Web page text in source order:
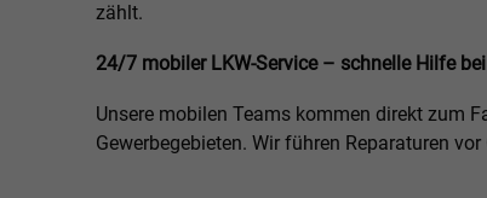
zählt.
24/7 mobiler LKW-Service – schnelle Hilfe
Unsere mobilen Teams kommen direkt zum
Gewerbegebieten. Wir führen Reparaturen